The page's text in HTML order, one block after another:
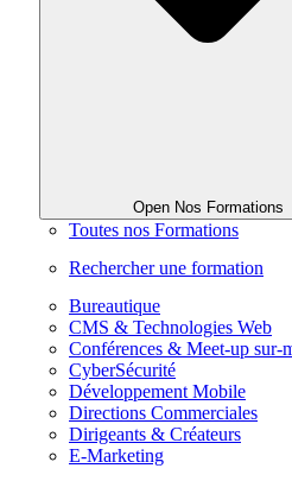
Open Nos Formations
Toutes nos Formations
Rechercher une formation
Bureautique
CMS & Technologies Web
Conférences & Meet-up sur-
CyberSécurité
Développement Mobile
Directions Commerciales
Dirigeants & Créateurs
E-Marketing